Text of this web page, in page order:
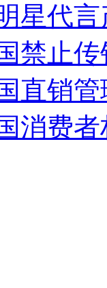
星代
禁止
直销
消费